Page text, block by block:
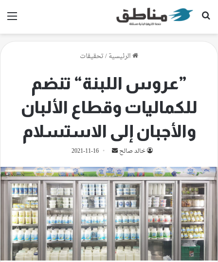
بحث عن
الرئيسية/تحقيقات
”عروس اللبنة“ تنضم
للكماليات وقطاع الألبان
والأجبان إلى الاستسلام
خالد صالح
أرسل
إلكترونيا
2021-11-16